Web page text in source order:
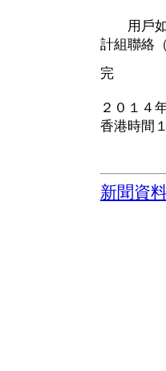
用戶如
計組聯絡
完
２０１４
香港時間
新聞資